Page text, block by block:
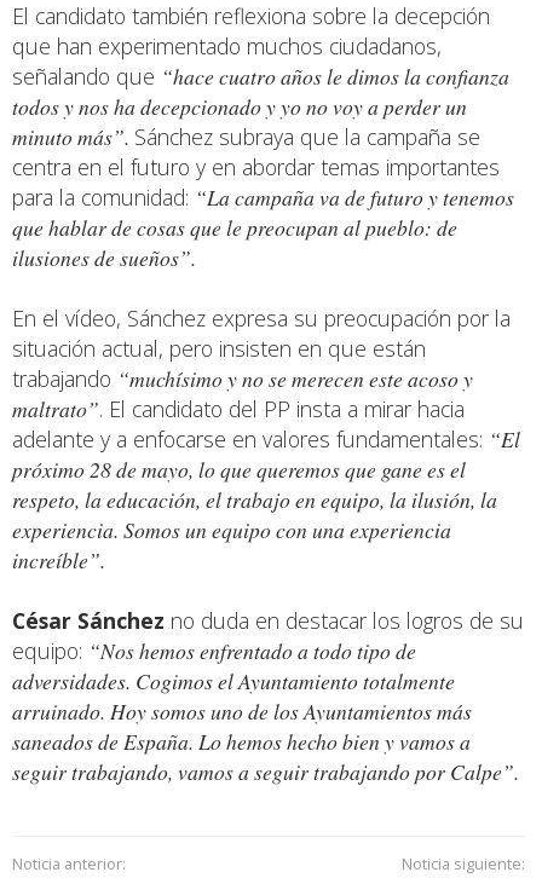
El candidato también reflexiona sobre la decepción
que han experimentado muchos ciudadanos,
señalando que “hace cuatro años le dimos la confianza
todos y nos ha decepcionado y yo no voy a perder un
minuto más”. Sánchez subraya que la campaña se
centra en el futuro y en abordar temas importantes
para la comunidad: “La campaña va de futuro y tenemos
que hablar de cosas que le preocupan al pueblo: de
ilusiones de sueños”.
En el vídeo, Sánchez expresa su preocupación por la
situación actual, pero insisten en que están
trabajando “muchísimo y no se merecen este acoso y
maltrato”. El candidato del PP insta a mirar hacia
adelante y a enfocarse en valores fundamentales: “El
próximo 28 de mayo, lo que queremos que gane es el
respeto, la educación, el trabajo en equipo, la ilusión, la
experiencia. Somos un equipo con una experiencia
increíble”.
César Sánchez no duda en destacar los logros de su
equipo: “Nos hemos enfrentado a todo tipo de
adversidades. Cogimos el Ayuntamiento totalmente
arruinado. Hoy somos uno de los Ayuntamientos más
saneados de España. Lo hemos hecho bien y vamos a
seguir trabajando, vamos a seguir trabajando por Calpe”.
Noticia anterior: Noticia siguiente: